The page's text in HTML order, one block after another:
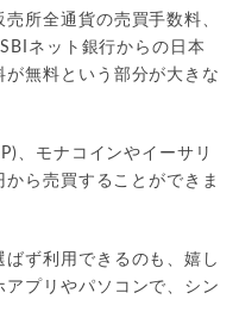
所全通貨の売買手数料、
ネット銀行からの日本
無料という部分が大きな
、モナコインやイーサリ
ら売買することができま
ず利用できるのも、嬉し
プリやパソコンで、シン